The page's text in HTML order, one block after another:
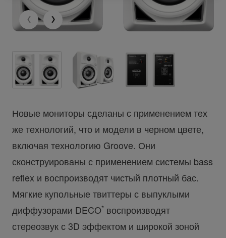
Новые мониторы сделаны с применением тех
же технологий, что и модели в черном цвете,
включая технологию Groove. Они
сконструированы с применением системы bass
reflex и воспроизводят чистый плотный бас.
Мягкие купольные твиттеры с выпуклыми
диффузорами DECO*воспроизводят
стереозвук с 3D эффектом и широкой зоной